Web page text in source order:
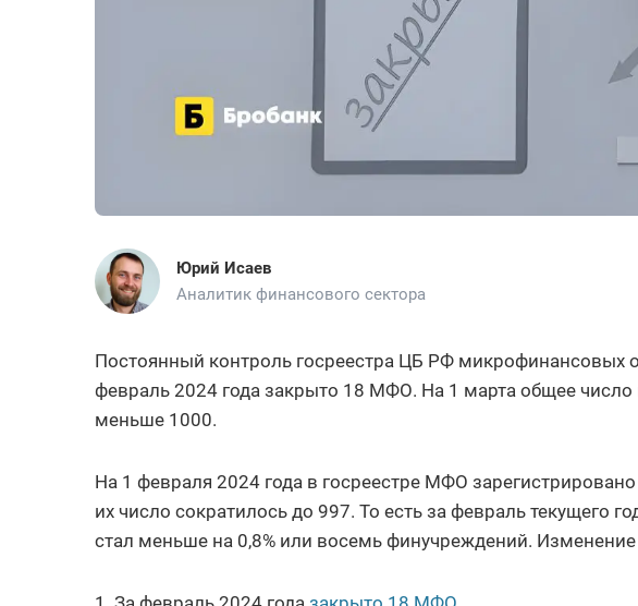
Юрий Исаев
Аналитик финансового сектора
Постоянный контроль госреестра ЦБ РФ микрофинансовых
февраль 2024 года закрыто 18 МФО. На 1 марта общее
меньше 1000.
На 1 февраля 2024 года в госреестре МФО
их число сократилось до 997. То есть за февраль текущего
стал меньше на 0,8% или восемь финучреждений.